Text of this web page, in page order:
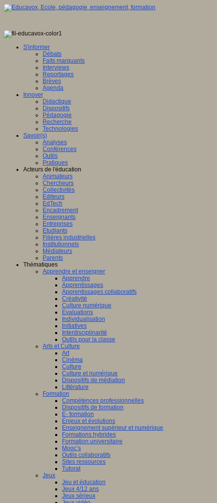
S'informer
Débats
Faits marquants
Interviews
Reportages
Brèves
Agenda
Innover
Didactique
Dispositifs
Pédagogie
Recherche
Technologies
Savoir(s)
Analyses
Conférences
Outils
Pratiques
Acteurs de l'éducation
Animateurs
Chercheurs
Collectivités
Editeurs
EdTech
Encadrement
Enseignants
Entreprises
Etudiants
Filières industrielles
Institutionnels
Médiateurs
Parents
Thématiques
Apprendre et enseigner
Apprendre
Apprentissages
Apprentissages collaboratifs
Créativité
Culture numérique
Evaluations
Individualisation
Initiatives
Interdisciplinarité
Outils pour la classe
Arts et Culture
Art
Cinéma
Culture
Culture et numérique
Dispositifs de médiation
Littérature
Formation
Compétences professionnelles
Dispositifs de formation
E- formation
Enjeux et évolutions
Enseignement supérieur et numérique
Formations hybrides
Formation universitaire
Mooc’s
Outils collaboratifs
Sites ressources
Tutorat
Jeux
Jeu et éducation
Jeux 4/12 ans
Jeux sérieux